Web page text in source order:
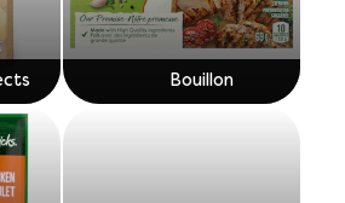
Bouillon